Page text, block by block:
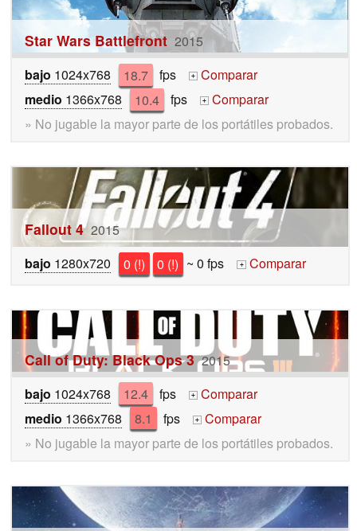
Star Wars Battlefront 2015
bajo 1024x768 18.7 fps +
Comparar
medio 1366x768 10.4 fps +
Comparar
» No jugable la mayor parte de los portátiles probados.
Fallout 4 2015
bajo 1280x720 0 (!) 0 (!) ~ 0 fps + Comparar
Call of Duty: Black Ops 3 2015
bajo 1024x768 12.4 fps +
Comparar
medio 1366x768 8.1 fps +
Comparar
» No jugable la mayor parte de los portátiles probados.